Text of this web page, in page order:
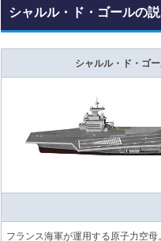
シャルル・ド・ゴールの
シャルル・ド・ゴ
フランス海軍が運用する原子力空